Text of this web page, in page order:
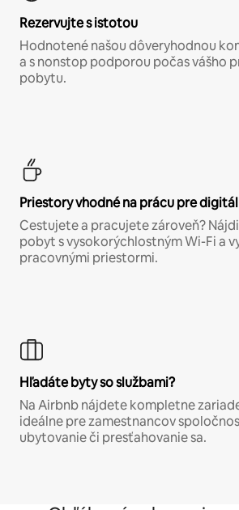
Rezervujte s istotou
Hodnotené našou dôveryhodnou
a s nonstop podporou počas vášho
pobytu.
Priestory vhodné na prácu pre
Cestujete a pracujete zároveň?
pobyt s vysokorýchlostným Wi-Fi a
pracovnými priestormi.
Hľadáte byty so službami?
Na Airbnb nájdete kompletne
ideálne pre zamestnancov
ubytovanie či presťahovanie sa.